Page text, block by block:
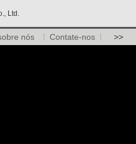
Ltd.
nós Contate-nos >>